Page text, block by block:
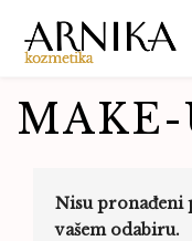
MAKE-
Nisu pronađeni
vašem odabiru.